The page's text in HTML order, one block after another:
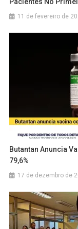
11 de fevereiro de
Butantan Anuncia
79,6%
17 de dezembro de